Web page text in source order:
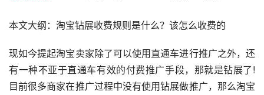
本文大纲：淘宝钻展收费规则是什么？该怎么收费的
现如今提起淘宝卖家除了可以使用直通车进行推广之外，还
有一种不亚于直通车有效的付费推广手段，那就是钻展了!
目前很多商家在推广过程中没有使用钻展做推广，那么淘宝